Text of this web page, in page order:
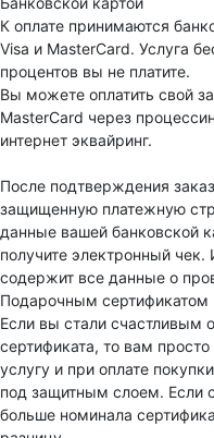
К оплате принимаются
Visa и MasterCard. Услуга
процентов вы не платите.
Вы можете оплатить свой
MasterCard через
интернет эквайринг.
После подтверждения
защищенную платежную
данные вашей банковской
получите электронный
содержит все данные о
Подарочным сертификатом
Если вы стали счастливым
сертификата, то вам
услугу и при оплате
под защитным слоем. Если
больше номинала